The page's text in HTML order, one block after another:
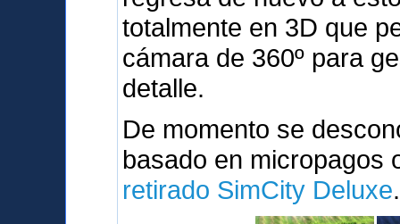
totalmente en 3D que
cámara de 360º para
detalle.
De momento se
basado en micropagos
retirado SimCity Deluxe.